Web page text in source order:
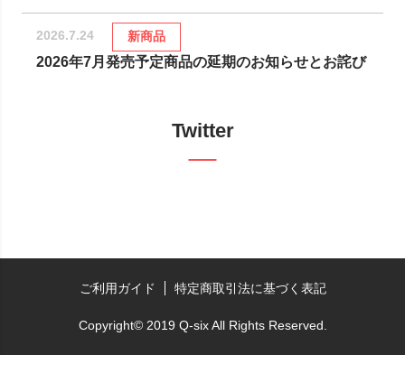
2026.7.24 新商品
2026年7月発売予定商品の延期のお知らせとお詫び
Twitter
ご利用ガイド 特定商取引法に基づく表記
Copyright© 2019 Q-six All Rights Reserved.